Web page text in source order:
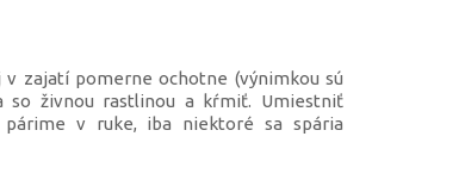
v zajatí pomerne ochotne (výnimkou sú
so živnou rastlinou a kŕmiť. Umiestniť
v ruke, iba niektoré sa spária